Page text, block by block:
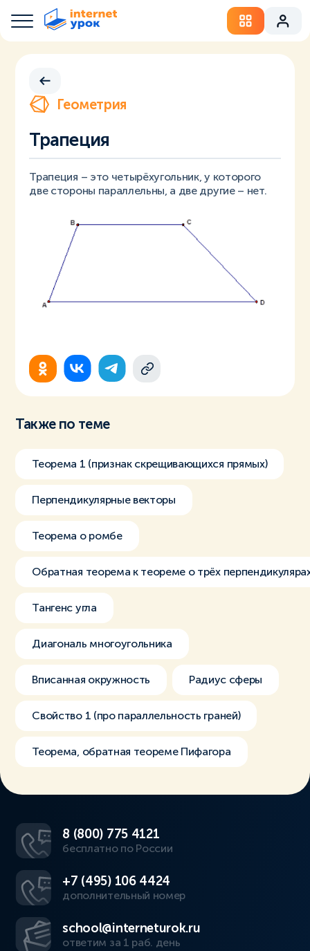
Геометрия
Трапеция
Трапеция – это четырёхугольник, у которого
две стороны параллельны, а две другие – нет.
Также по теме
Теорема 1 (признак скрещивающихся прямых)
Перпендикулярные векторы
Теорема о ромбе
Обратная теорема к теореме о трёх
Тангенс угла
Диагональ многоугольника
Вписанная окружность Радиус сферы
Свойство 1 (про параллельность граней)
Теорема, обратная теореме Пифагора
8 (800) 775 4121
бесплатно по России
+7 (495) 106 4424
дополнительный номер
school@interneturok.ru
ответим за 1 раб. день